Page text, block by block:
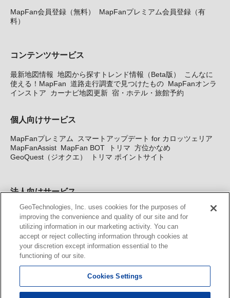
MapFan会員登録（無料）
MapFanプレミアム会員登録（有
料）
コンテンツサービス
最新地図情報 地図から探すトレンド情報（Beta版）
こんなに
使える！MapFan 道路走行調査で見つけたもの MapFanオンラ
インストア
カーナビ地図更新 宿・ホテル・旅館予約
個人向けサービス
MapFanプレミアム
スマートアップデート for カロッツェリア
MapFanAssist MapFan BOT トリマ 方位かなめ
GeoQuest（ジオクエ）
トリマ ポイントサイト
法人向けサービス
法人向け地図・位置情報サービス WEBサイト・システム向け地
図API Windows PC向け地図開発キット MapFan DB 住所確認
サービス
MAP WORLD+ トリマ広告 Geo-Research
カーナビ地図更新サービス
MapFan スマートメンバーズ
KENWOOD MapFan Club
GeoTechnologies, Inc. uses cookies for the purposes of
improving the convenience and quality of our site and for
utilizing information in our marketing activity. You can
accept or reject collecting information through cookies at
your discretion except information essential to the
functioning of our site.
Cookies Settings